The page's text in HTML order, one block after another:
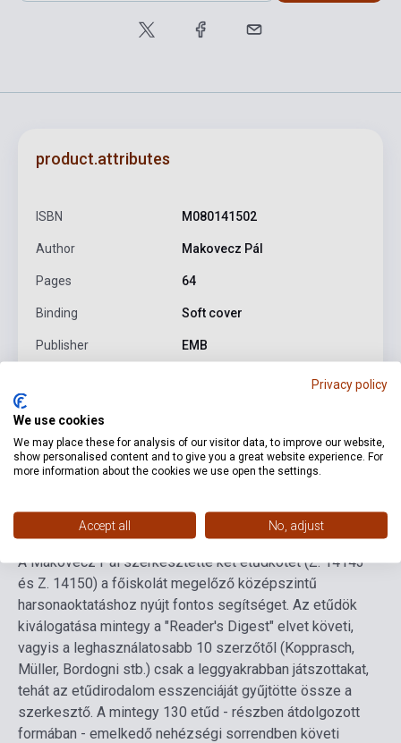
product.attributes
ISBN M080141502
Author Makovecz Pál
Pages 64
Binding Soft cover
Publisher EMB
Language -
A Makovecz Pál szerkesztette két etűdkötet (Z. 14143
és Z. 14150) a főiskolát megelőző középszintű
harsonaoktatáshoz nyújt fontos segítséget. Az etűdök
kiválogatása mintegy a "Reader's Digest" elvet követi,
vagyis a leghasználatosabb 10 szerzőtől (Kopprasch,
Müller, Bordogni stb.) csak a leggyakrabban játszottakat,
tehát az etűdirodalom esszenciáját gyűjtötte össze a
szerkesztő. A mintegy 130 etűd - részben átdolgozott
formában - emelkedő nehézségi sorrendben követi
Privacy policy
We use cookies
We may place these for analysis of our visitor data, to improve our website,
show personalised content and to give you a great website experience. For
more information about the cookies we use open the settings.
Accept all No, adjust